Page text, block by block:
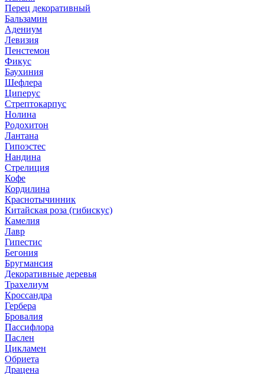
Перец декоративный
Бальзамин
Адениум
Левизия
Пенстемон
Фикус
Баухиния
Шефлера
Циперус
Стрептокарпус
Нолина
Родохитон
Лантана
Гипоэстес
Нандина
Стрелиция
Кофе
Кордилина
Краснотычинник
Китайская роза (гибискус)
Камелия
Лавр
Гипестис
Бегония
Бругмансия
Декоративные деревья
Трахелиум
Кроссандра
Гербера
Бровалия
Пассифлора
Паслен
Цикламен
Обриета
Драцена